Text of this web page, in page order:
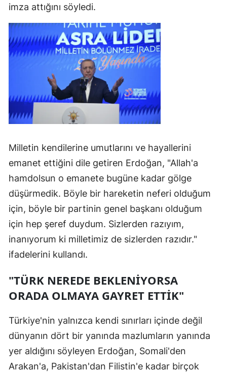
imza attığını söyledi.
Milletin kendilerine umutlarını ve hayallerini
emanet ettiğini dile getiren Erdoğan, "Allah'a
hamdolsun o emanete bugüne kadar gölge
düşürmedik. Böyle bir hareketin neferi olduğum
için, böyle bir partinin genel başkanı olduğum
için hep şeref duydum. Sizlerden razıyım,
inanıyorum ki milletimiz de sizlerden razıdır."
ifadelerini kullandı.
"TÜRK NEREDE BEKLENİYORSA
ORADA OLMAYA GAYRET ETTİK"
Türkiye'nin yalnızca kendi sınırları içinde değil
dünyanın dört bir yanında mazlumların yanında
yer aldığını söyleyen Erdoğan, Somali'den
Arakan'a, Pakistan'dan Filistin'e kadar birçok